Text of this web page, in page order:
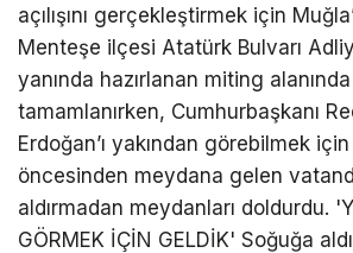
açılışını gerçekleştirmek için
Menteşe ilçesi Atatürk Bulvarı
yanında hazırlanan miting alanında
tamamlanırken, Cumhurbaşkanı
Erdoğan’ı yakından görebilmek
öncesinden meydana gelen
aldırmadan meydanları doldurdu.
GÖRMEK İÇİN GELDİK' Soğuğa